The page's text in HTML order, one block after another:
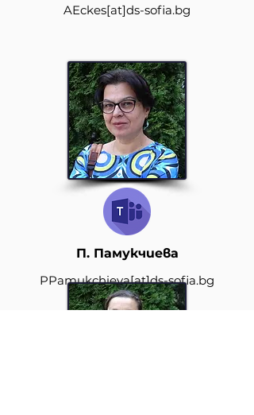
AEckes[at]ds-sofia.bg
П. Памукчиева
PPamukchieva[at]ds-sofia.bg